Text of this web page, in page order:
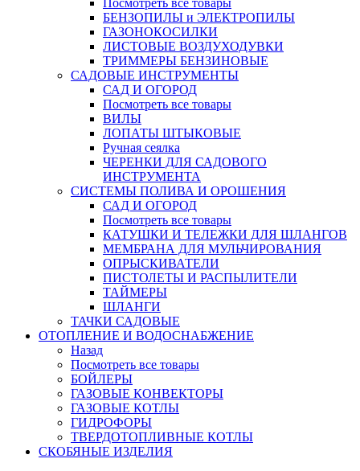
Посмотреть все товары
БЕНЗОПИЛЫ и ЭЛЕКТРОПИЛЫ
ГАЗОНОКОСИЛКИ
ЛИСТОВЫЕ ВОЗДУХОДУВКИ
ТРИММЕРЫ БЕНЗИНОВЫЕ
САДОВЫЕ ИНСТРУМЕНТЫ
САД И ОГОРОД
Посмотреть все товары
ВИЛЫ
ЛОПАТЫ ШТЫКОВЫЕ
Ручная сеялка
ЧЕРЕНКИ ДЛЯ САДОВОГО
ИНСТРУМЕНТА
СИСТЕМЫ ПОЛИВА И ОРОШЕНИЯ
САД И ОГОРОД
Посмотреть все товары
КАТУШКИ И ТЕЛЕЖКИ ДЛЯ ШЛАНГОВ
МЕМБРАНА ДЛЯ МУЛЬЧИРОВАНИЯ
ОПРЫСКИВАТЕЛИ
ПИСТОЛЕТЫ И РАСПЫЛИТЕЛИ
ТАЙМЕРЫ
ШЛАНГИ
ТАЧКИ САДОВЫЕ
ОТОПЛЕНИЕ И ВОДОСНАБЖЕНИЕ
Назад
Посмотреть все товары
БОЙЛЕРЫ
ГАЗОВЫЕ КОНВЕКТОРЫ
ГАЗОВЫЕ КОТЛЫ
ГИДРОФОРЫ
ТВЕРДОТОПЛИВНЫЕ КОТЛЫ
СКОБЯНЫЕ ИЗДЕЛИЯ